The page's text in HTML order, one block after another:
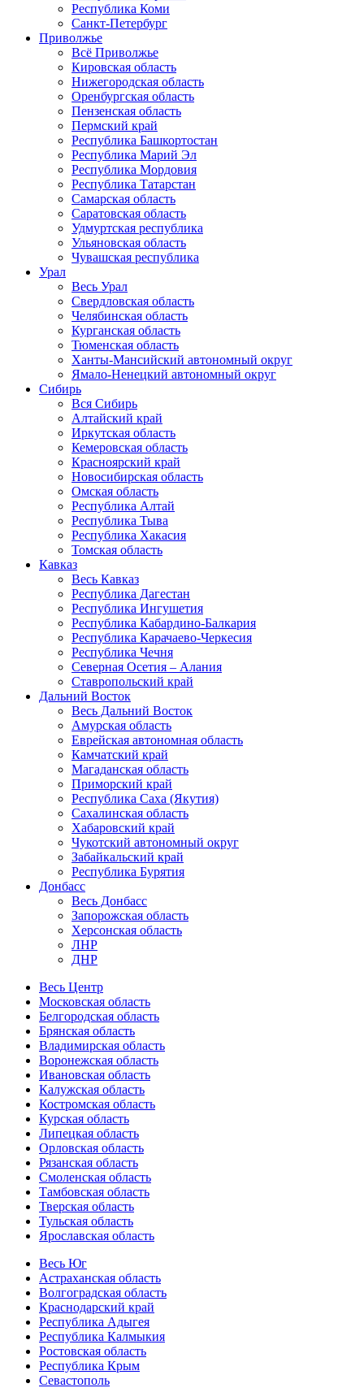
Республика Коми
Санкт-Петербург
Приволжье
Всё Приволжье
Кировская область
Нижегородская область
Оренбургская область
Пензенская область
Пермский край
Республика Башкортостан
Республика Марий Эл
Республика Мордовия
Республика Татарстан
Самарская область
Саратовская область
Удмуртская республика
Ульяновская область
Чувашская республика
Урал
Весь Урал
Свердловская область
Челябинская область
Курганская область
Тюменская область
Ханты-Мансийский автономный округ
Ямало-Ненецкий автономный округ
Сибирь
Вся Сибирь
Алтайский край
Иркутская область
Кемеровская область
Красноярский край
Новосибирская область
Омская область
Республика Алтай
Республика Тыва
Республика Хакасия
Томская область
Кавказ
Весь Кавказ
Республика Дагестан
Республика Ингушетия
Республика Кабардино-Балкария
Республика Карачаево-Черкесия
Республика Чечня
Северная Осетия – Алания
Ставропольский край
Дальний Восток
Весь Дальний Восток
Амурская область
Еврейская автономная область
Камчатский край
Магаданская область
Приморский край
Республика Саха (Якутия)
Сахалинская область
Хабаровский край
Чукотский автономный округ
Забайкальский край
Республика Бурятия
Донбасс
Весь Донбасс
Запорожская область
Херсонская область
ЛНР
ДНР
Весь Центр
Московская область
Белгородская область
Брянская область
Владимирская область
Воронежская область
Ивановская область
Калужская область
Костромская область
Курская область
Липецкая область
Орловская область
Рязанская область
Смоленская область
Тамбовская область
Тверская область
Тульская область
Ярославская область
Весь Юг
Астраханская область
Волгоградская область
Краснодарский край
Республика Адыгея
Республика Калмыкия
Ростовская область
Республика Крым
Севастополь